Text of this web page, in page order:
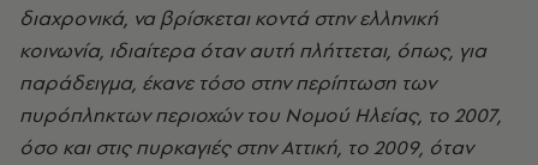
διαχρονικά, να βρίσκεται κοντά στην ελληνική
κοινωνία, ιδιαίτερα όταν αυτή πλήττεται, όπως, για
παράδειγμα, έκανε τόσο στην περίπτωση των
πυρόπληκτων περιοχών του Νομού Ηλείας, το 2007,
όσο και στις πυρκαγιές στην Αττική, το 2009, όταν